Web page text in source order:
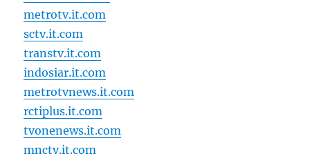
metrotv.it.com
sctv.it.com
transtv.it.com
indosiar.it.com
metrotvnews.it.com
rctiplus.it.com
tvonenews.it.com
mnctv.it.com